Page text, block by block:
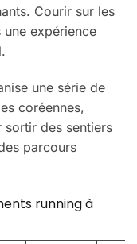
Courir sur les
expérience
une série de
coréennes,
des sentiers
parcours
running à